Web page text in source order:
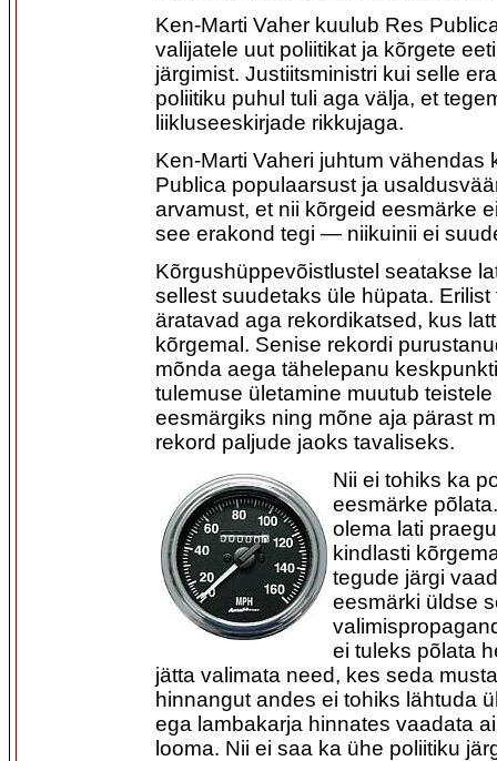
Ken-Marti Vaher kuulub Res
valijatele uut poliitikat ja kõrgete
järgimist. Justiitsministri kui selle
poliitiku puhul tuli aga välja, et
liikluseeskirjade rikkujaga.
Ken-Marti Vaheri juhtum vähendas
Publica populaarsust ja
arvamust, et nii kõrgeid eesmärke
see erakond tegi — niikuinii ei
Kõrgushüppevõistlustel seatakse
sellest suudetaks üle hüpata.
äratavad aga rekordikatsed, kus
kõrgemal. Senise rekordi
mõnda aega tähelepanu
tulemuse ületamine muutub
eesmärgiks ning mõne aja pärast
rekord paljude jaoks tavaliseks.
Nii ei tohiks ka
eesmärke
olema lati
kindlasti
tegude järgi
eesmärki üldse
ei tuleks põlata
jätta valimata need, kes seda
hinnangut andes ei tohiks lähtuda
ega lambakarja hinnates vaadata
looma. Nii ei saa ka ühe poliitiku